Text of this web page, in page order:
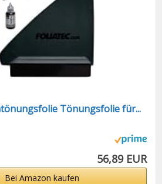
Tönungsfolie für...
56,89 EUR
Bei Amazon kaufen